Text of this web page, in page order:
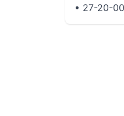
• 27-20-